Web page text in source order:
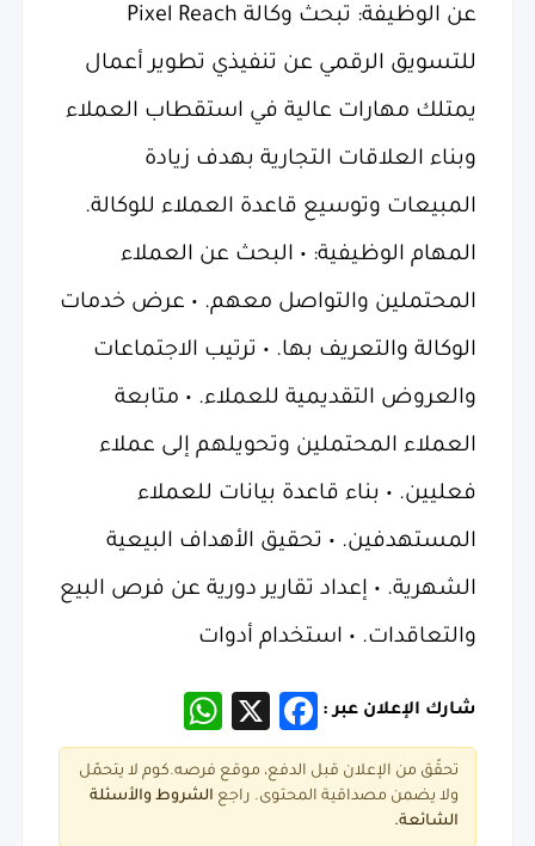
عن الوظيفة: تبحث وكالة Pixel Reach
للتسويق الرقمي عن تنفيذي تطوير أعمال
يمتلك مهارات عالية في استقطاب العملاء
وبناء العلاقات التجارية بهدف زيادة
المبيعات وتوسيع قاعدة العملاء للوكالة.
المهام الوظيفية: • البحث عن العملاء
المحتملين والتواصل معهم. • عرض خدمات
الوكالة والتعريف بها. • ترتيب الاجتماعات
والعروض التقديمية للعملاء. • متابعة
العملاء المحتملين وتحويلهم إلى عملاء
فعليين. • بناء قاعدة بيانات للعملاء
المستهدفين. • تحقيق الأهداف البيعية
الشهرية. • إعداد تقارير دورية عن فرص البيع
والتعاقدات. • استخدام أدوات
شارك الإعلان عبر : Facebook
X
WhatsApp
تحقّق من الإعلان قبل الدفع، موقع فرصه.كوم لا يتحمّل
ولا يضمن مصداقية المحتوى. راجع الشروط والأسئلة
الشائعة.